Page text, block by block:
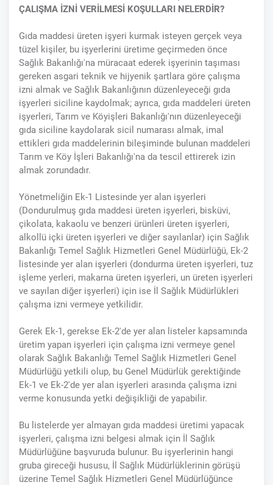
ÇALIŞMA İZNİ VERİLMESİ KOŞULLARI NELERDİR?
Gıda maddesi üreten işyeri kurmak isteyen gerçek veya
tüzel kişiler, bu işyerlerini üretime geçirmeden önce
Sağlık Bakanlığı'na müracaat ederek işyerinin taşıması
gereken asgari teknik ve hijyenik şartlara göre çalışma
izni almak ve Sağlık Bakanlığının düzenleyeceği gıda
işyerleri siciline kaydolmak; ayrıca, gıda maddeleri üreten
işyerleri, Tarım ve Köyişleri Bakanlığı'nın düzenleyeceği
gıda siciline kaydolarak sicil numarası almak, imal
ettikleri gıda maddelerinin bileşiminde bulunan maddeleri
Tarım ve Köy İşleri Bakanlığı'na da tescil ettirerek izin
almak zorundadır.
Yönetmeliğin Ek-1 Listesinde yer alan işyerleri
(Dondurulmuş gıda maddesi üreten işyerleri, bisküvi,
çikolata, kakaolu ve benzeri ürünleri üreten işyerleri,
alkollü içki üreten işyerleri ve diğer sayılanlar) için Sağlık
Bakanlığı Temel Sağlık Hizmetleri Genel Müdürlüğü, Ek-2
listesinde yer alan işyerleri (dondurma üreten işyerleri, tuz
işleme yerleri, makarna üreten işyerleri, un üreten işyerleri
ve sayılan diğer işyerleri) için ise İl Sağlık Müdürlükleri
çalışma izni vermeye yetkilidir.
Gerek Ek-1, gerekse Ek-2'de yer alan listeler kapsamında
üretim yapan işyerleri için çalışma izni vermeye genel
olarak Sağlık Bakanlığı Temel Sağlık Hizmetleri Genel
Müdürlüğü yetkili olup, bu Genel Müdürlük gerektiğinde
Ek-1 ve Ek-2'de yer alan işyerleri arasında çalışma izni
verme konusunda yetki değişikliği de yapabilir.
Bu listelerde yer almayan gıda maddesi üretimi yapacak
işyerleri, çalışma izni belgesi almak için İl Sağlık
Müdürlüğüne başvuruda bulunur. Bu işyerlerinin hangi
gruba gireceği hususu, İl Sağlık Müdürlüklerinin görüşü
üzerine Temel Sağlık Hizmetleri Genel Müdürlüğünce